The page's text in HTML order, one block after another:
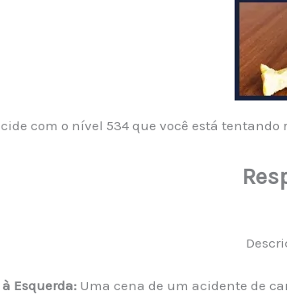
com o nível 534 que você está tentando
Esquerda:Uma cena de um acidente de